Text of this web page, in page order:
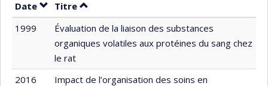
Date Trier par date en ordre croissant
Titre Trier par titre en ordre croissant
1999
Évaluation de la liaison des substances
organiques volatiles aux protéines du sang chez
le rat
2016
Impact de l’organisation des soins en